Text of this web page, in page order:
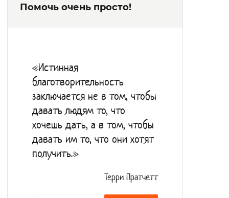
Помочь очень просто!
«Истинная
благотворительность
заключается не в том, чтобы
давать людям то, что
хочешь дать, а в том, чтобы
давать им то, что они хотят
получить.»
Терри Пратчетт